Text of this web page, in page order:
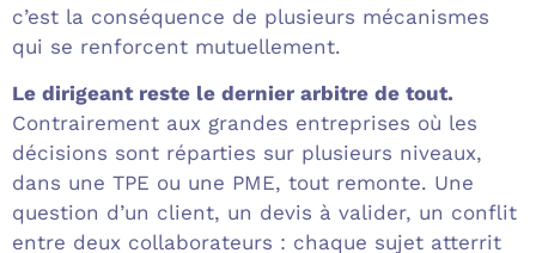
c’est la conséquence de plusieurs mécanismes
qui se renforcent mutuellement.
Le dirigeant reste le dernier arbitre de tout.
Contrairement aux grandes entreprises où les
décisions sont réparties sur plusieurs niveaux,
dans une TPE ou une PME, tout remonte. Une
question d’un client, un devis à valider, un conflit
entre deux collaborateurs : chaque sujet atterrit